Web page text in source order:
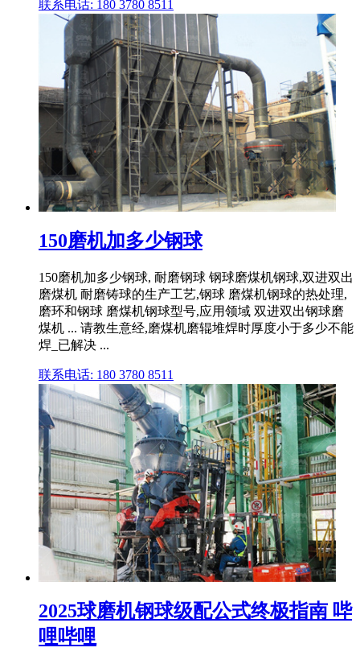
联系电话: 180 3780 8511
150磨机加多少钢球
150磨机加多少钢球, 耐磨钢球 钢球磨煤机钢球,双进双出
磨煤机 耐磨铸球的生产工艺,钢球 磨煤机钢球的热处理,
磨环和钢球 磨煤机钢球型号,应用领域 双进双出钢球磨
煤机 ... 请教生意经,磨煤机磨辊堆焊时厚度小于多少不能
焊_已解决 ...
联系电话: 180 3780 8511
2025球磨机钢球级配公式终极指南 哔
哩哔哩